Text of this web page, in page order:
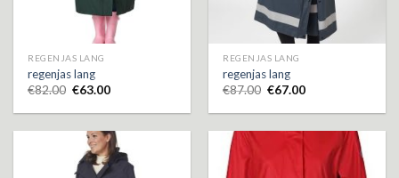
REGENJAS LANG
regenjas lang
€82.00 €63.00
REGENJAS LANG
regenjas lang
€87.00 €67.00